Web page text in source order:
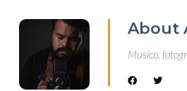
About
Musico,